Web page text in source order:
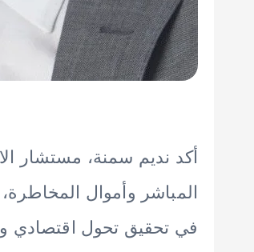
أكد نديم سمنة، مستشار
في تحقيق تحول اقتصادي